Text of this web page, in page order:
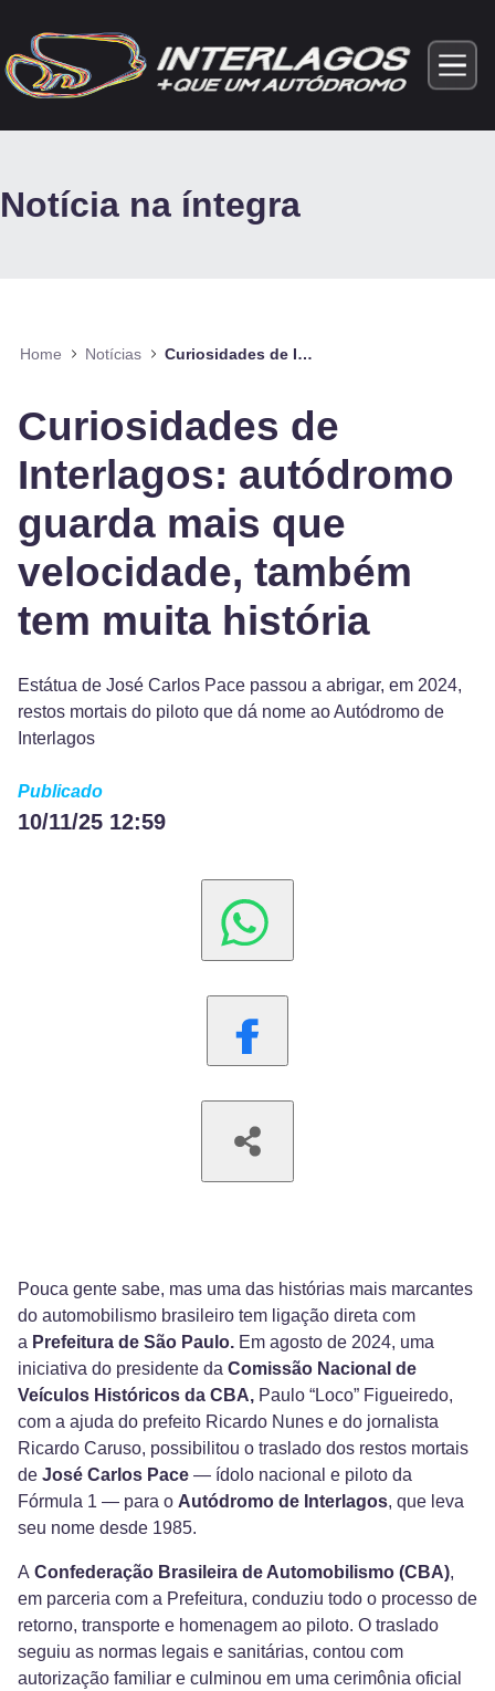
Notícia na íntegra
Home Notícias Curiosidades de Interlagos: autódromo guarda mais que velocidade, também tem muita história
Curiosidades de
Interlagos: autódromo
guarda mais que
velocidade, também
tem muita história
Estátua de José Carlos Pace passou a abrigar, em 2024,
restos mortais do piloto que dá nome ao Autódromo de
Interlagos
Publicado
10/11/25 12:59
Pouca gente sabe, mas uma das histórias mais marcantes
do automobilismo brasileiro tem ligação direta com
a Prefeitura de São Paulo. Em agosto de 2024, uma
iniciativa do presidente da Comissão Nacional de
Veículos Históricos da CBA, Paulo “Loco” Figueiredo,
com a ajuda do prefeito Ricardo Nunes e do jornalista
Ricardo Caruso, possibilitou o traslado dos restos mortais
de José Carlos Pace — ídolo nacional e piloto da
Fórmula 1 — para o Autódromo de Interlagos, que leva
seu nome desde 1985.
A Confederação Brasileira de Automobilismo (CBA),
em parceria com a Prefeitura, conduziu todo o processo de
retorno, transporte e homenagem ao piloto. O traslado
seguiu as normas legais e sanitárias, contou com
autorização familiar e culminou em uma cerimônia oficial